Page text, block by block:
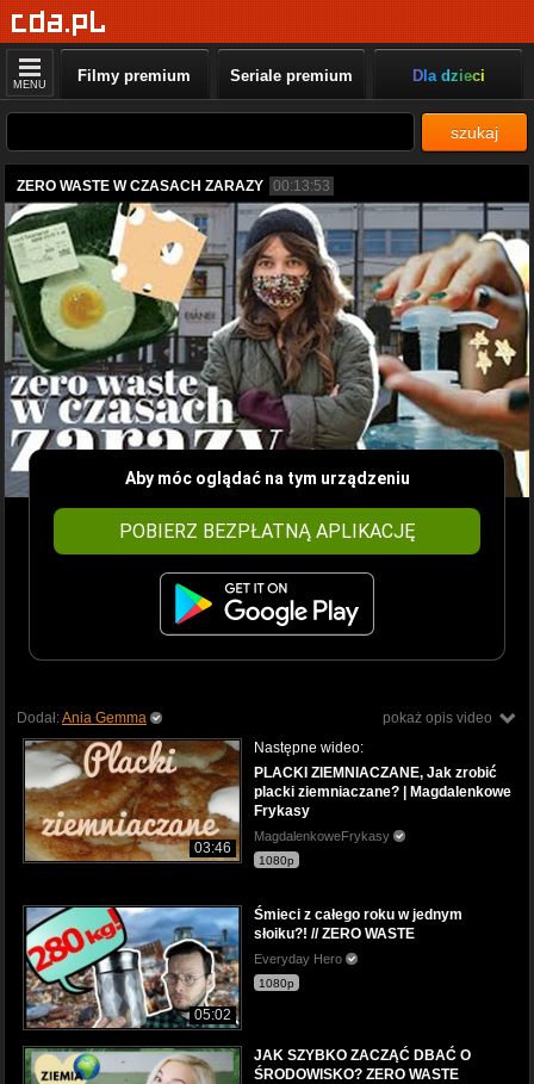
MENU Filmy premium Seriale premium Dla dzieci
szukaj
ZERO WASTE W CZASACH ZARAZY 00:13:53
Aby móc oglądać na tym urządzeniu
POBIERZ BEZPŁATNĄ APLIKACJĘ
pokaż opis video
Dodał:Ania Gemma
03:46
Następne wideo:
PLACKI ZIEMNIACZANE, Jak zrobić
placki ziemniaczane? | Magdalenkowe
Frykasy
MagdalenkoweFrykasy
1080p
05:02
Śmieci z całego roku w jednym
słoiku?! // ZERO WASTE
Everyday Hero
1080p
JAK SZYBKO ZACZĄĆ DBAĆ O
ŚRODOWISKO? ZERO WASTE